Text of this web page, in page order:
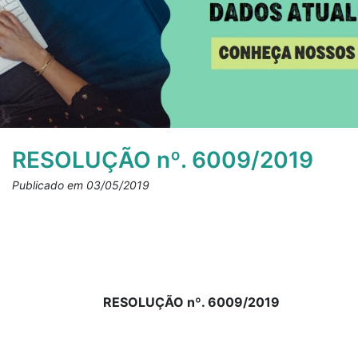
RESOLUÇÃO nº. 6009/2019
Publicado em 03/05/2019
RESOLUÇÃO nº. 6009/2019